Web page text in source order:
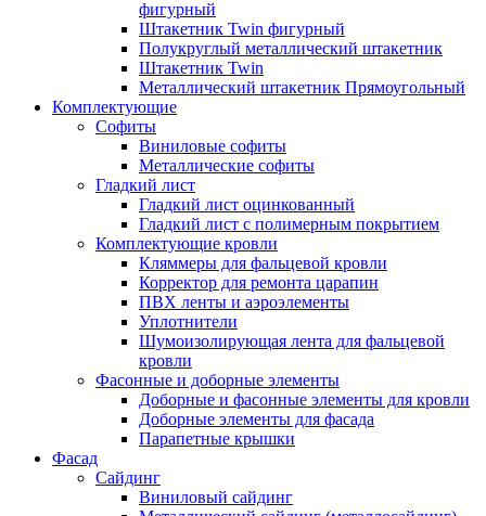
фигурный
Штакетник Twin фигурный
Полукруглый металлический штакетник
Штакетник Twin
Металлический штакетник Прямоугольный
Комплектующие
Cофиты
Виниловые софиты
Металлические софиты
Гладкий лист
Гладкий лист оцинкованный
Гладкий лист с полимерным покрытием
Комплектующие кровли
Кляммеры для фальцевой кровли
Корректор для ремонта царапин
ПВХ ленты и аэроэлементы
Уплотнители
Шумоизолирующая лента для фальцевой
кровли
Фасонные и доборные элементы
Доборные и фасонные элементы для кровли
Доборные элементы для фасада
Парапетные крышки
Фасад
Сайдинг
Виниловый сайдинг